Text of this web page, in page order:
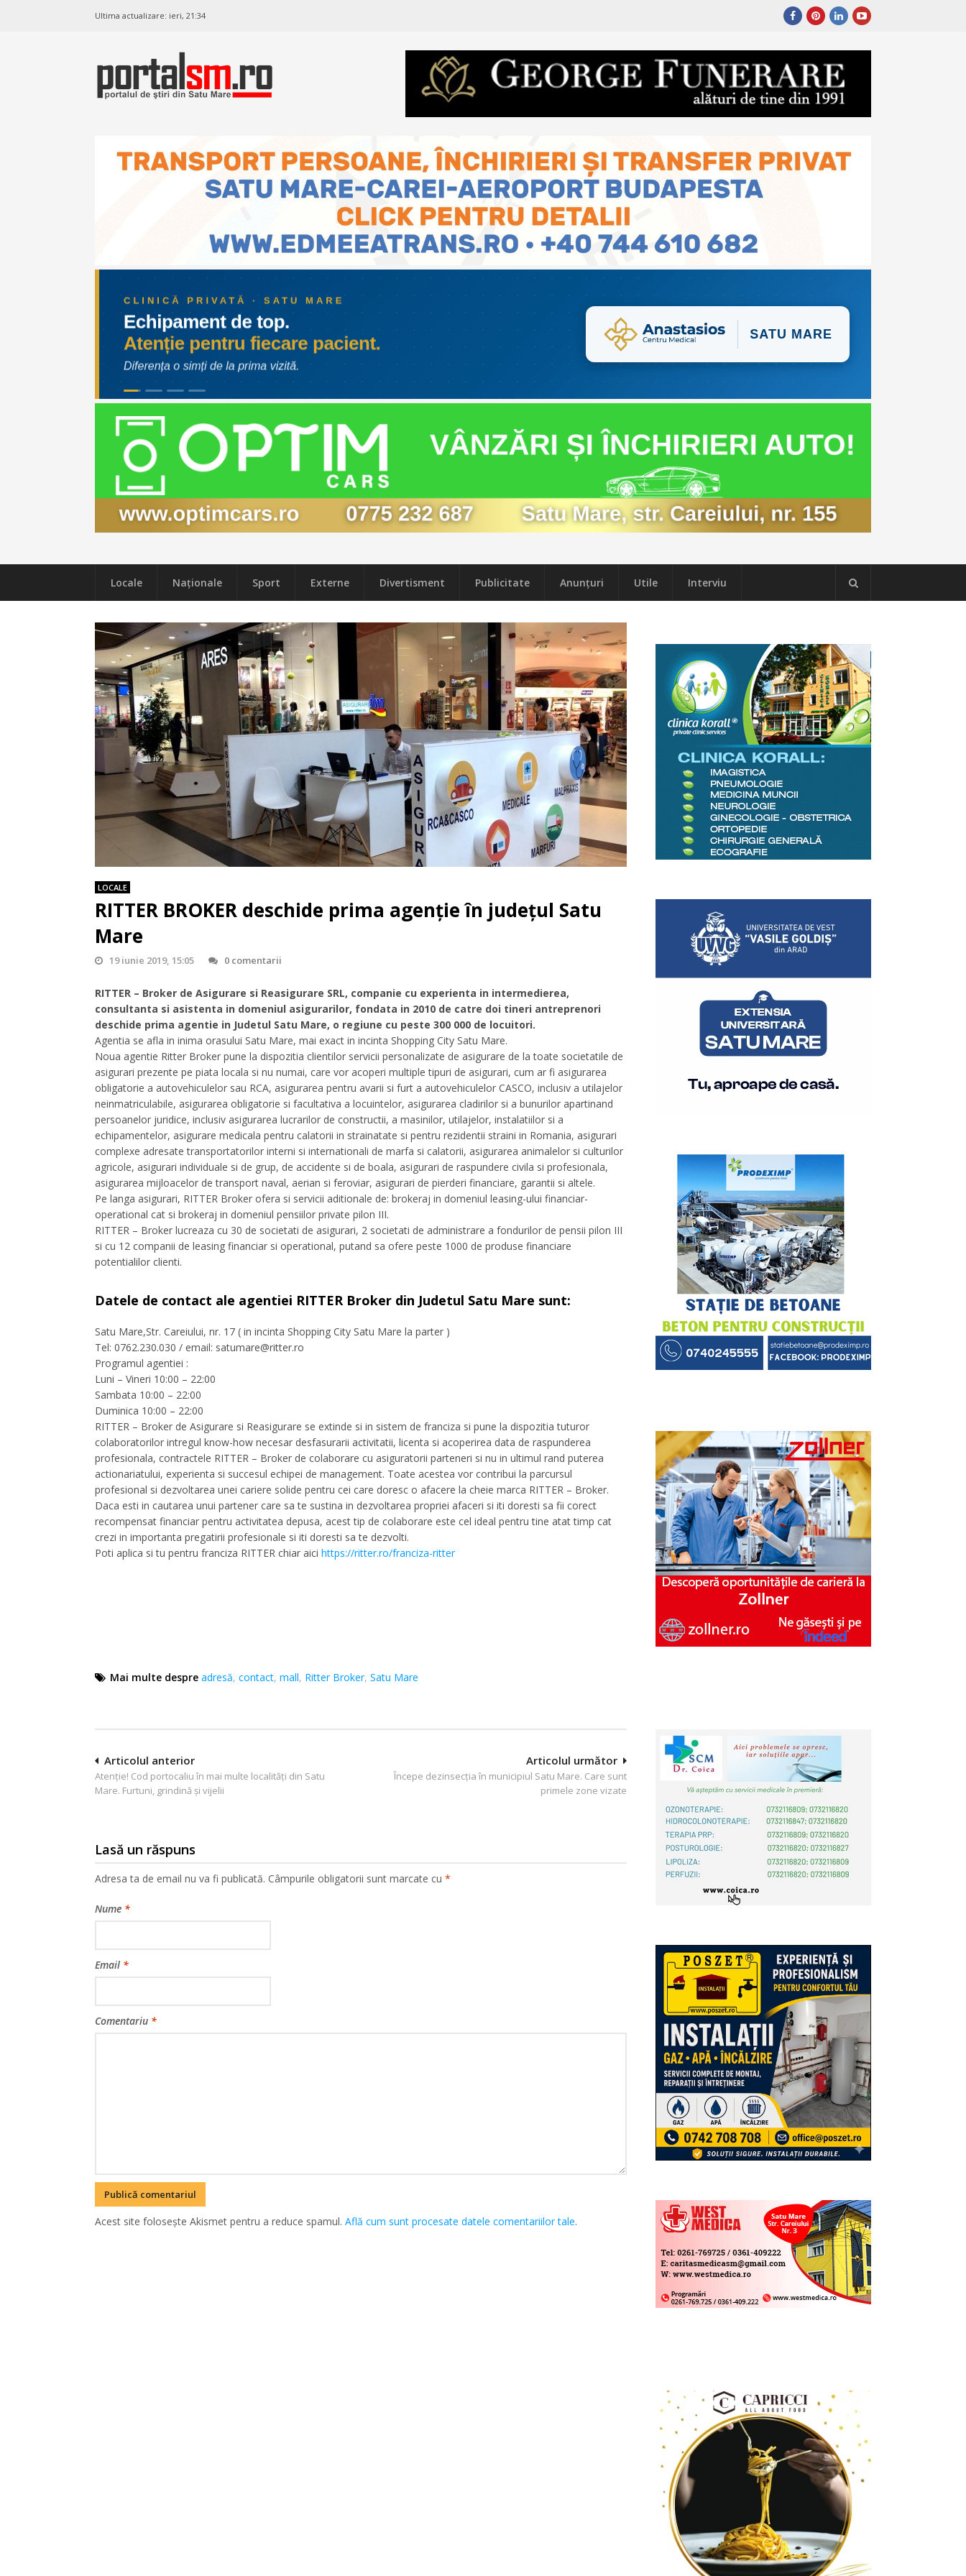
Ultima actualizare: ieri, 21:34
Locale Naţionale Sport Externe Divertisment Publicitate Anunțuri Utile Interviu
LOCALE
RITTER BROKER deschide prima agenţie în judeţul Satu
Mare
19 iunie 2019, 15:05 0 comentarii
RITTER – Broker de Asigurare si Reasigurare SRL, companie cu experienta in intermedierea,
consultanta si asistenta in domeniul asigurarilor, fondata in 2010 de catre doi tineri antreprenori
deschide prima agentie in Judetul Satu Mare, o regiune cu peste 300 000 de locuitori.
Agentia se afla in inima orasului Satu Mare, mai exact in incinta Shopping City Satu Mare.
Noua agentie Ritter Broker pune la dispozitia clientilor servicii personalizate de asigurare de la toate societatile de
asigurari prezente pe piata locala si nu numai, care vor acoperi multiple tipuri de asigurari, cum ar fi asigurarea
obligatorie a autovehiculelor sau RCA, asigurarea pentru avarii si furt a autovehiculelor CASCO, inclusiv a utilajelor
neinmatriculabile, asigurarea obligatorie si facultativa a locuintelor, asigurarea cladirilor si a bunurilor apartinand
persoanelor juridice, inclusiv asigurarea lucrarilor de constructii, a masinilor, utilajelor, instalatiilor si a
echipamentelor, asigurare medicala pentru calatorii in strainatate si pentru rezidentii straini in Romania, asigurari
complexe adresate transportatorilor interni si internationali de marfa si calatorii, asigurarea animalelor si culturilor
agricole, asigurari individuale si de grup, de accidente si de boala, asigurari de raspundere civila si profesionala,
asigurarea mijloacelor de transport naval, aerian si feroviar, asigurari de pierderi financiare, garantii si altele.
Pe langa asigurari, RITTER Broker ofera si servicii aditionale de: brokeraj in domeniul leasing-ului financiar-
operational cat si brokeraj in domeniul pensiilor private pilon III.
RITTER – Broker lucreaza cu 30 de societati de asigurari, 2 societati de administrare a fondurilor de pensii pilon III
si cu 12 companii de leasing financiar si operational, putand sa ofere peste 1000 de produse financiare
potentialilor clienti.
Datele de contact ale agentiei RITTER Broker din Judetul Satu Mare sunt:
Satu Mare,Str. Careiului, nr. 17 ( in incinta Shopping City Satu Mare la parter )
Tel: 0762.230.030 / email: satumare@ritter.ro
Programul agentiei :
Luni – Vineri 10:00 – 22:00
Sambata 10:00 – 22:00
Duminica 10:00 – 22:00
RITTER – Broker de Asigurare si Reasigurare se extinde si in sistem de franciza si pune la dispozitia tuturor
colaboratorilor intregul know-how necesar desfasurarii activitatii, licenta si acoperirea data de raspunderea
profesionala, contractele RITTER – Broker de colaborare cu asiguratorii parteneri si nu in ultimul rand puterea
actionariatului, experienta si succesul echipei de management. Toate acestea vor contribui la parcursul
profesional si dezvoltarea unei cariere solide pentru cei care doresc o afacere la cheie marca RITTER – Broker.
Daca esti in cautarea unui partener care sa te sustina in dezvoltarea propriei afaceri si iti doresti sa fii corect
recompensat financiar pentru activitatea depusa, acest tip de colaborare este cel ideal pentru tine atat timp cat
crezi in importanta pregatirii profesionale si iti doresti sa te dezvolti.
Poti aplica si tu pentru franciza RITTER chiar aici https://ritter.ro/franciza-ritter
Mai multe despre adresă, contact, mall, Ritter Broker, Satu Mare
Navigare
în
Articolul următor
Începe dezinsecția în municipiul Satu Mare. Care sunt
primele zone vizate
Articolul anterior
Atenție! Cod portocaliu în mai multe localități din Satu
Mare. Furtuni, grindină și vijelii
Lasă un răspuns
Adresa ta de email nu va fi publicată. Câmpurile obligatorii sunt marcate cu *
Nume *
Email *
Comentariu *
Acest site folosește Akismet pentru a reduce spamul. Află cum sunt procesate datele comentariilor tale.